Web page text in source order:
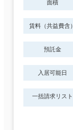
面積
賃料（共益費含）
預託金
入居可能日
一括請求リスト